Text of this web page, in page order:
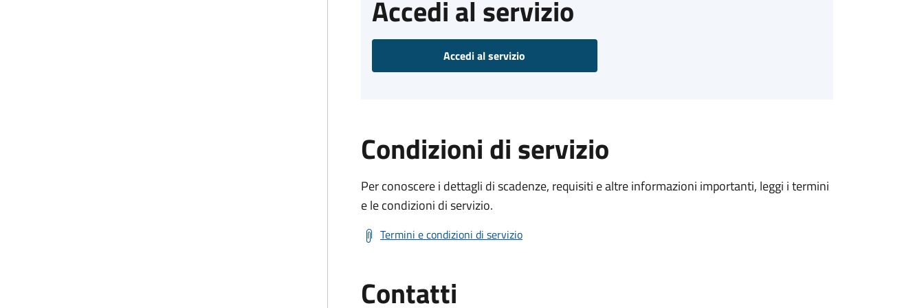
Accedi al servizio
Accedi al servizio
Condizioni di servizio
Per conoscere i dettagli di scadenze, requisiti e altre informazioni importanti, leggi i termini
e le condizioni di servizio.
Termini e condizioni di servizio
Contatti